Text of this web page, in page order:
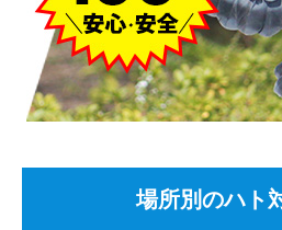
場所別のハト